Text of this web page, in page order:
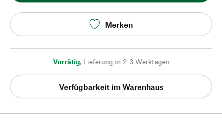
Merken
Vorrätig, Lieferung in 2-3 Werktagen
Verfügbarkeit im Warenhaus